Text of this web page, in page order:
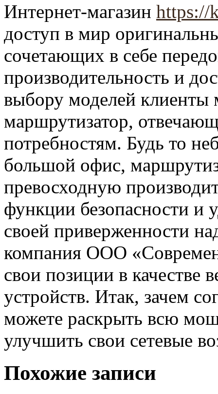
Интернет-магазин https://
доступ в мир
сочетающих в себе
производительность и
выбору моделей клиенты
маршрутизатор,
потребностям. Будь то
большой офис,
превосходную
функции безопасности и
своей приверженности
компания ООО
свои позиции в качестве
устройств. Итак, зачем
можете раскрыть всю
улучшить свои сетевые
Похожие записи